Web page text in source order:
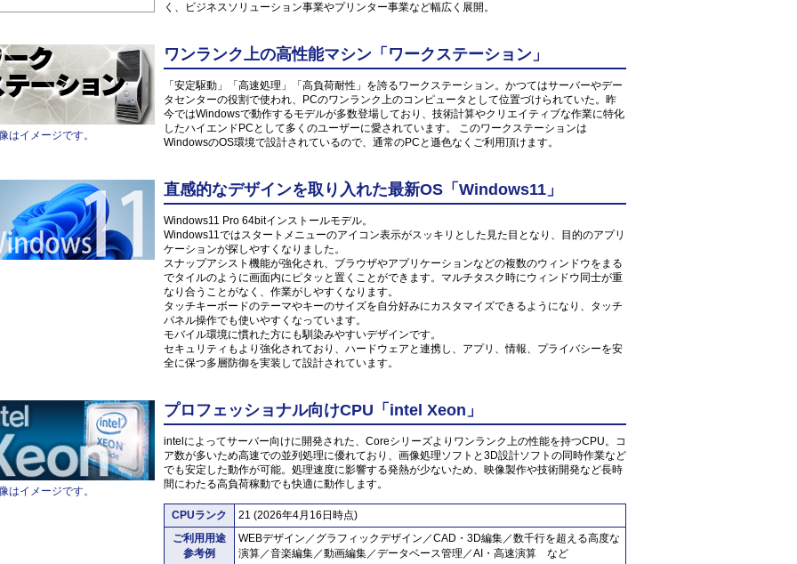
く、ビジネスソリューション事業やプリンター事業など幅広く展開。
はイメージです。
ワンランク上の高性能マシン「ワークステーション」
「安定駆動」「高速処理」「高負荷耐性」を誇るワークステーション。かつてはサーバーやデー
タセンターの役割で使われ、PCのワンランク上のコンピュータとして位置づけられていた。昨
今ではWindowsで動作するモデルが多数登場しており、技術計算やクリエイティブな作業に特化
したハイエンドPCとして多くのユーザーに愛されています。 このワークステーションは
WindowsのOS環境で設計されているので、通常のPCと遜色なくご利用頂けます。
直感的なデザインを取り入れた最新OS「Windows11」
Windows11 Pro 64bitインストールモデル。
Windows11ではスタートメニューのアイコン表示がスッキリとした見た目となり、目的のアプリ
ケーションが探しやすくなりました。
スナップアシスト機能が強化され、ブラウザやアプリケーションなどの複数のウィンドウをまる
でタイルのように画面内にピタッと置くことができます。マルチタスク時にウィンドウ同士が重
なり合うことがなく、作業がしやすくなります。
タッチキーボードのテーマやキーのサイズを自分好みにカスタマイズできるようになり、タッチ
パネル操作でも使いやすくなっています。
モバイル環境に慣れた方にも馴染みやすいデザインです。
セキュリティもより強化されており、ハードウェアと連携し、アプリ、情報、プライバシーを安
全に保つ多層防御を実装して設計されています。
はイメージです。
プロフェッショナル向けCPU「intel Xeon」
intelによってサーバー向けに開発された、Coreシリーズよりワンランク上の性能を持つCPU。コ
ア数が多いため高速での並列処理に優れており、画像処理ソフトと3D設計ソフトの同時作業など
でも安定した動作が可能。処理速度に影響する発熱が少ないため、映像製作や技術開発など長時
間にわたる高負荷稼動でも快適に動作します。
CPUランク
21 (2026年4月16日時点)
ご利用用途
参考例
WEBデザイン／グラフィックデザイン／CAD・3D編集／数千行を超える高度な
演算／音楽編集／動画編集／データベース管理／AI・高速演算 など